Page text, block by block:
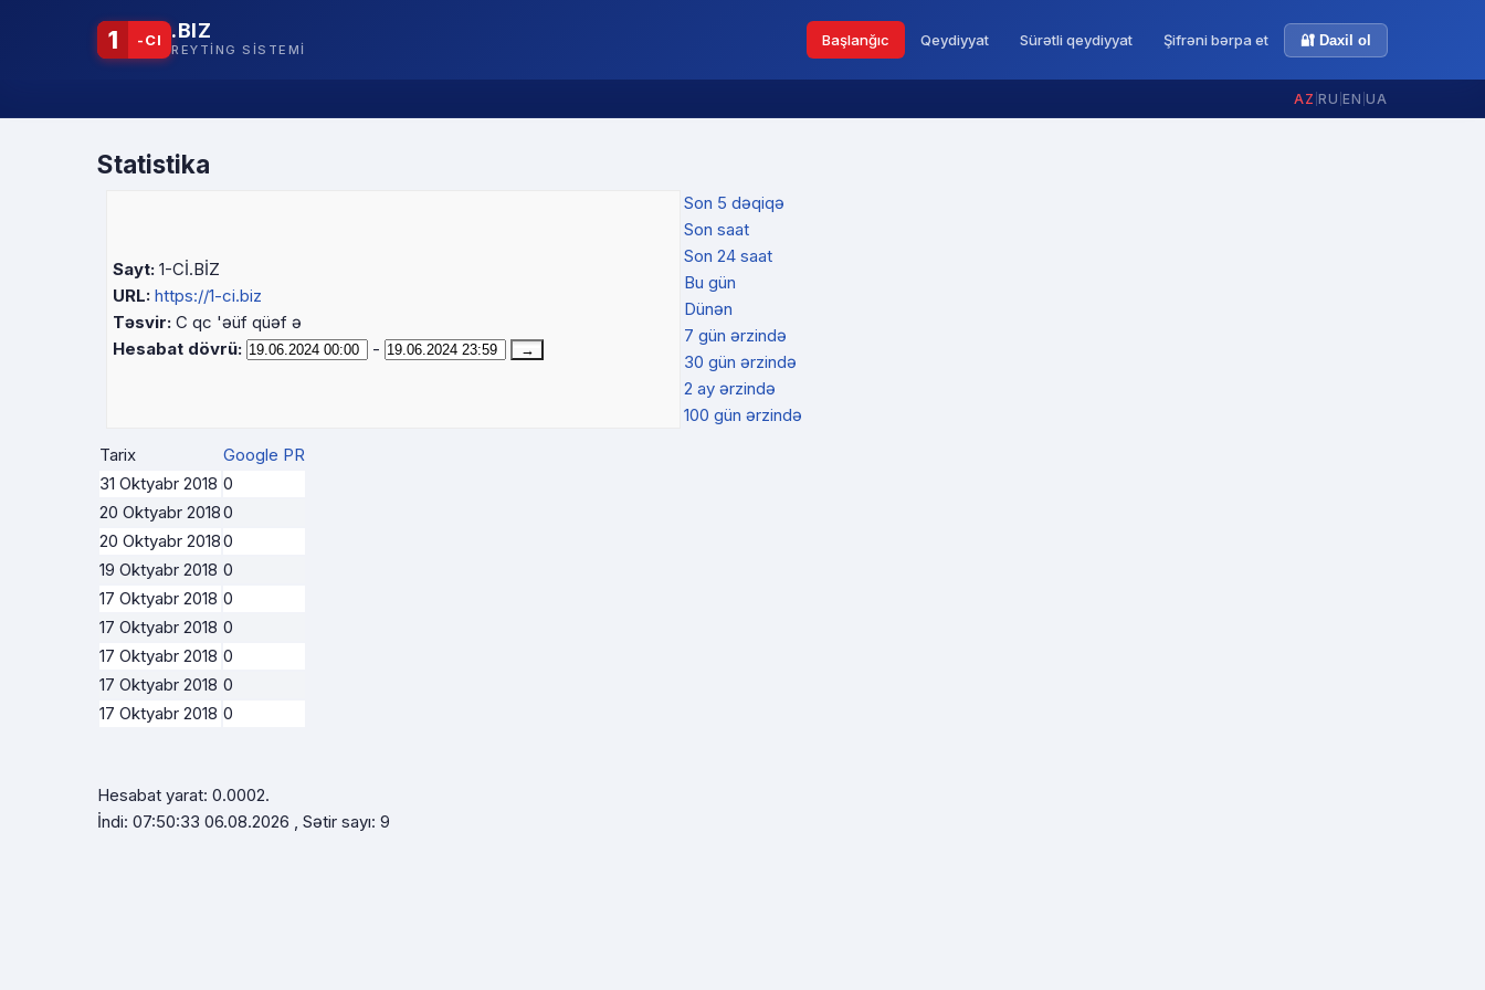
1 -CI .BIZ
REYTING SISTEMI
Başlanğıc Qeydiyyat Sürətli qeydiyyat Şifrəni bərpa et 🔐 Daxil ol
AZ RU EN UA
Statistika
Sayt: 1-Cİ.BİZ
URL: https://1-ci.biz
Təsvir: C qc 'əüf qüəf ə
Hesabat dövrü:
-
Son 5 dəqiqə
Son saat
Son 24 saat
Bu gün
Dünən
7 gün ərzində
30 gün ərzində
2 ay ərzində
100 gün ərzində
Tarix
Google PR
31 Oktyabr 2018 0
20 Oktyabr 20180
20 Oktyabr 20180
19 Oktyabr 2018 0
17 Oktyabr 2018 0
17 Oktyabr 2018 0
17 Oktyabr 2018 0
17 Oktyabr 2018 0
17 Oktyabr 2018 0
Hesabat yarat: 0.0002.
İndi: 07:50:33 06.08.2026 , Sətir sayı: 9